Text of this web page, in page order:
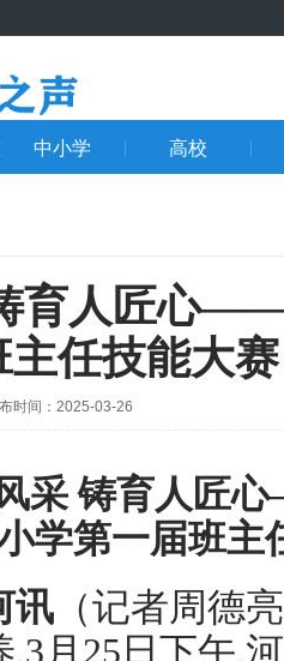
中小学 高校
育人匠心
任技能大赛
时间：2025-03-26
采 铸育人匠
学第一届班主
讯 （记者周德
,3月25日下午,